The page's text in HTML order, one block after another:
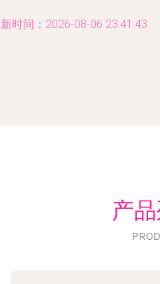
时间：2026-08-06 23:41:43
产